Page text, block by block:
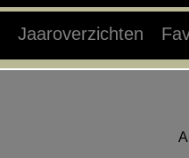
Jaaroverzichten